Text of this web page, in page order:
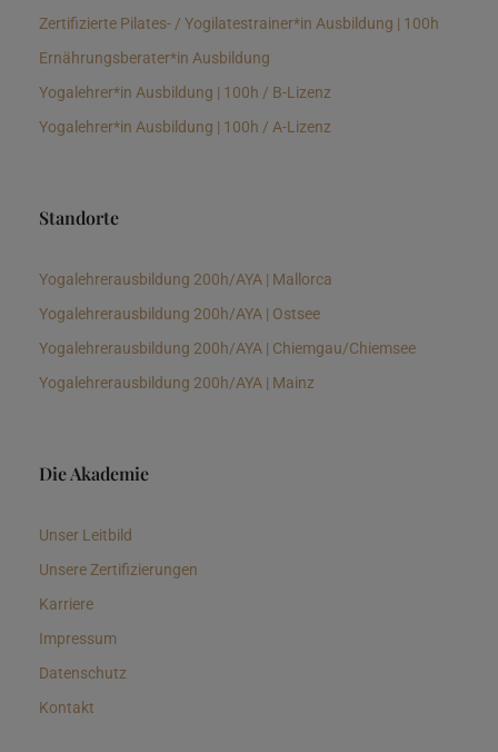
Zertifizierte Pilates- / Yogilatestrainer*in Ausbildung | 100h
Ernährungsberater*in Ausbildung
Yogalehrer*in Ausbildung | 100h / B-Lizenz
Yogalehrer*in Ausbildung | 100h / A-Lizenz
Standorte
Yogalehrerausbildung 200h/AYA | Mallorca
Yogalehrerausbildung 200h/AYA | Ostsee
Yogalehrerausbildung 200h/AYA | Chiemgau/Chiemsee
Yogalehrerausbildung 200h/AYA | Mainz
Die Akademie
Unser Leitbild
Unsere Zertifizierungen
Karriere
Impressum
Datenschutz
Kontakt